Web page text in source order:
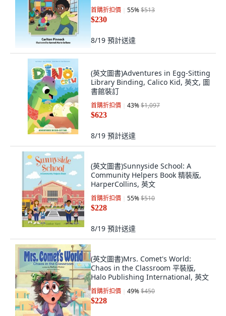
首購折扣價 55%$513
$230
8/19 預計送達
(英文圖書)Adventures in Egg-Sitting
Library Binding, Calico Kid, 英文, 圖
書館裝訂
首購折扣價 43%$1,097
$623
8/19 預計送達
(英文圖書)Sunnyside School: A
Community Helpers Book 精裝版,
HarperCollins, 英文
首購折扣價 55%$510
$228
8/19 預計送達
(英文圖書)Mrs. Comet's World:
Chaos in the Classroom 平裝版,
Halo Publishing International, 英文
首購折扣價 49%$450
$228